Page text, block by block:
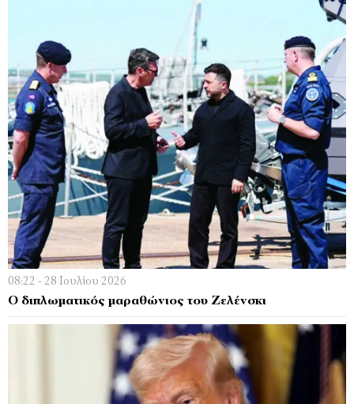
08:22 - 28 Ιουλίου 2026
O διπλωματικός μαραθώνιος του Ζελένσκι